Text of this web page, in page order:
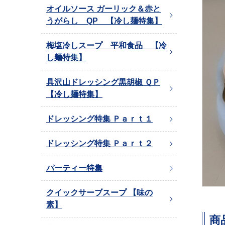
商
オイルソース ガーリック＆赤と
うがらし QP 【冷し麺特集】
梅塩冷しスープ 平和食品 【冷
し麺特集】
具沢山ドレッシング黒胡椒 ＱＰ
【冷し麺特集】
ドレッシング特集 Ｐａｒｔ１
ドレッシング特集 Ｐａｒｔ２
パーティー特集
クイックサーブスープ 【味の
素】